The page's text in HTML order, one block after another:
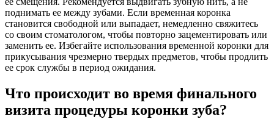
поднимать ее между зубами. Если временная коронка
становится свободной или выпадает, немедленно свяжитесь
со своим стоматологом, чтобы повторно зацементировать или
заменить ее. Избегайте использования временной коронки для
прикусывания чрезмерно твердых предметов, чтобы продлить
ее срок службы в период ожидания.
Что происходит во время финального
визита процедуры коронки зуба?